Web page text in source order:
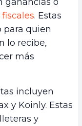
. Estas
para quien
lo recibe,
más
incluyen
y Koinly. Estas
y